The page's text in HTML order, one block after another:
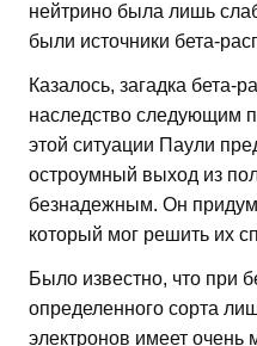
нейтрино была лишь
были источники бета-
Казалось, загадка бета-
наследство следующим
этой ситуации Паули
остроумный выход из
безнадежным. Он
который мог решить их
Было известно, что при
определенного сорта
электронов имеет очень